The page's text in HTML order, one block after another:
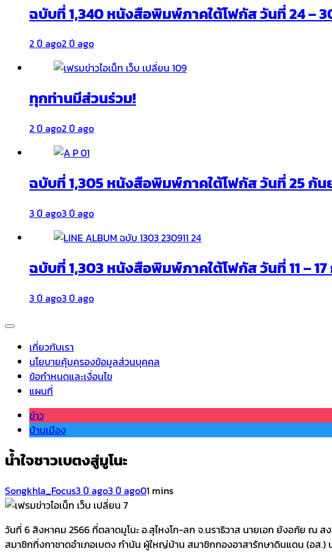
ฉบับที่ 1,340 หนังสือพิมพ์ภาคใต้โฟกัส วันที่ 24 –
2 ปี ago2 ปี ago
ทุกท่านมีส่วนร่วม!
2 ปี ago2 ปี ago
ฉบับที่ 1,305 หนังสือพิมพ์ภาคใต้โฟกัส วันที่ 25 กัน
3 ปี ago3 ปี ago
ฉบับที่ 1,303 หนังสือพิมพ์ภาคใต้โฟกัส วันที่ 11 –
3 ปี ago3 ปี ago
เกี่ยวกับเรา
นโยบายคุ้มครองข้อมูลส่วนบุคคล
ข้อกำหนดและเงื่อนไข
แผนที่
ข่าว
บ้านเมือง
น้ำใจชาวเบตงสู่มูโนะ
Songkhla_Focus3 ปี ago3 ปี ago01 mins
วันที่ 6 สิงหาคม 2566 ที่ตลาดมูโนะ อ.สุไหงโก-ลก จ.นราธิวาส นายเอก ยังอภัย ณ
สมาชิกกิ่งกาชาดอำเภอเบตง กำนัน ผู้ใหญ่บ้าน สมาชิกกองอาสารักษาดินแดน (อส.)